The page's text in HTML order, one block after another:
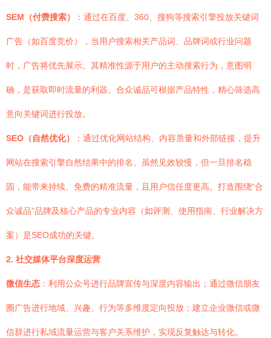
SEM（付费搜索） ：通过在百度、360、搜狗等搜索引擎投放关键词
广告（如百度竞价），当用户搜索相关产品词、品牌词或行业问题
时，广告将优先展示。其精准性源于用户的主动搜索行为，意图明
确，是获取即时流量的利器。合众诚品可根据产品特性，精心筛选高
意向关键词进行投放。
SEO（自然优化） ：通过优化网站结构、内容质量和外部链接，提升
网站在搜索引擎自然结果中的排名。虽然见效较慢，但一旦排名稳
固，能带来持续、免费的精准流量，且用户信任度更高。打造围绕“合
众诚品”品牌及核心产品的专业内容（如评测、使用指南、行业解决方
案）是SEO成功的关键。
2. 社交媒体平台深度运营
微信生态 ：利用公众号进行品牌宣传与深度内容输出；通过微信朋友
圈广告进行地域、兴趣、行为等多维度定向投放；建立企业微信或微
信群进行私域流量运营与客户关系维护，实现反复触达与转化。